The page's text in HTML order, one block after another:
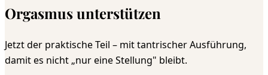
Orgasmus unterstützen
Jetzt der praktische Teil – mit tantrischer Ausführung,
damit es nicht „nur eine Stellung" bleibt.